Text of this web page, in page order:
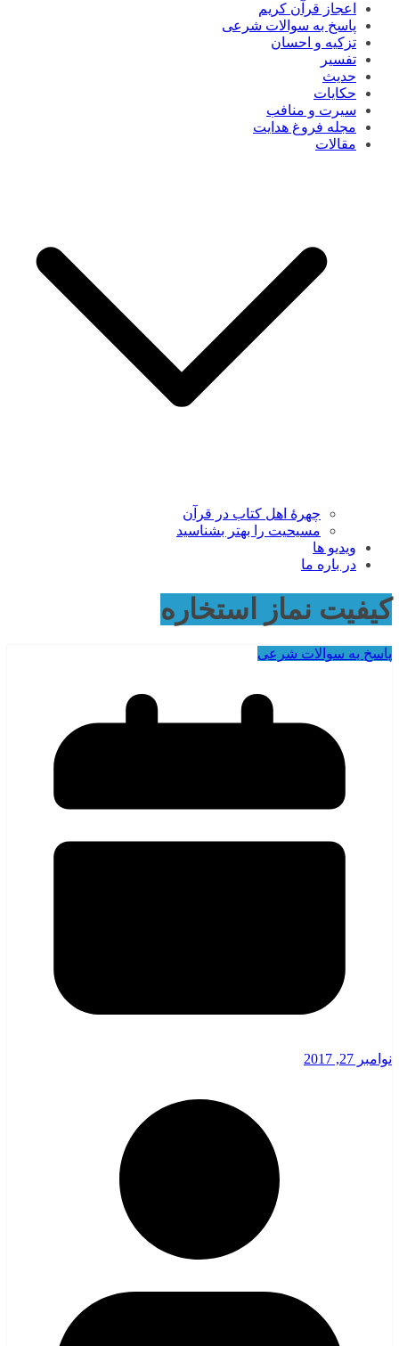
اعجاز قرآن کریم
پاسخ به سوالات شرعی
تزکیه و احسان
تفسیر
حدیث
حکایات
سیرت و منافب
مجله فروغ هدایت
مقالات
چهرۀ اهل کتاب در قرآن
مسیحیت را بهتر بشناسید
ویدیو ها
در باره ما
کیفیت نماز استخاره
پاسخ به سوالات شرعی
نوامبر 27, 2017